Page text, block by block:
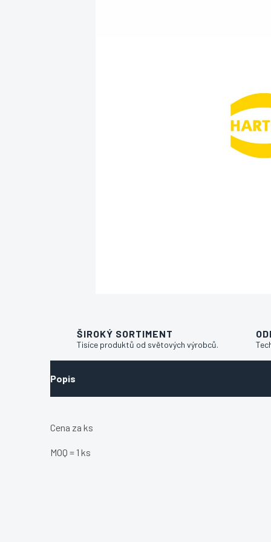
ŠIROKÝ SORTIMENT
Tisíce produktů od světových výrobců.
Popis
Cena za ks
MOQ = 1 ks